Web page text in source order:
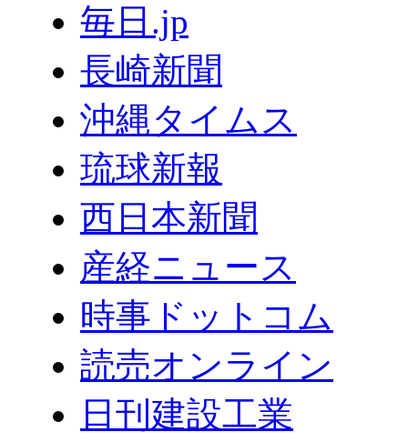
毎日.jp
長崎新聞
沖縄タイムス
琉球新報
西日本新聞
産経ニュース
時事ドットコム
読売オンライン
日刊建設工業